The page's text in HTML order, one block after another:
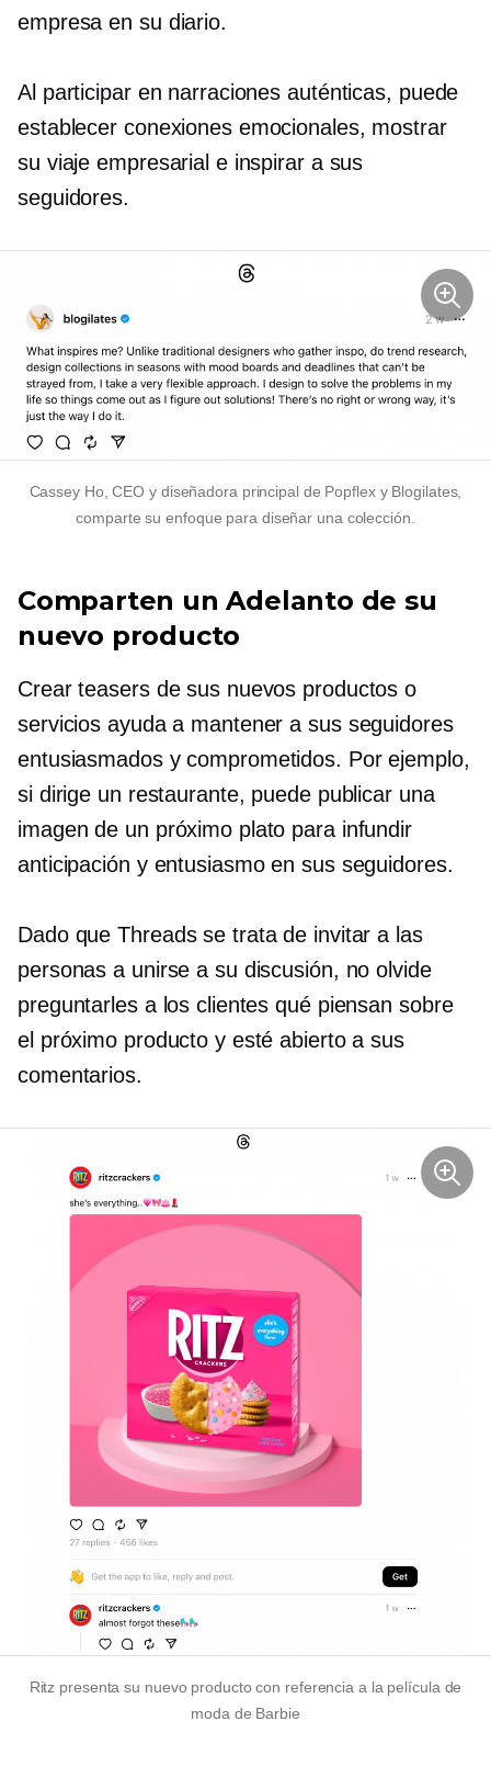
empresa en su diario.
Al participar en narraciones auténticas, puede
establecer conexiones emocionales, mostrar
su viaje empresarial e inspirar a sus
seguidores.
Cassey Ho, CEO y diseñadora principal de Popflex y Blogilates,
comparte su enfoque para diseñar una colección.
Comparten unAdelanto de su
nuevo producto
Crear teasers de sus nuevos productos o
servicios ayuda a mantener a sus seguidores
entusiasmados y comprometidos. Por ejemplo,
si dirige un restaurante, puede publicar una
imagen de un próximo plato para infundir
anticipación y entusiasmo en sus seguidores.
Dado que Threads se trata de invitar a las
personas a unirse a su discusión, no olvide
preguntarles a los clientes qué piensan sobre
el próximo producto y esté abierto a sus
comentarios.
Ritz presenta su nuevo producto con referencia a la película de
moda de Barbie